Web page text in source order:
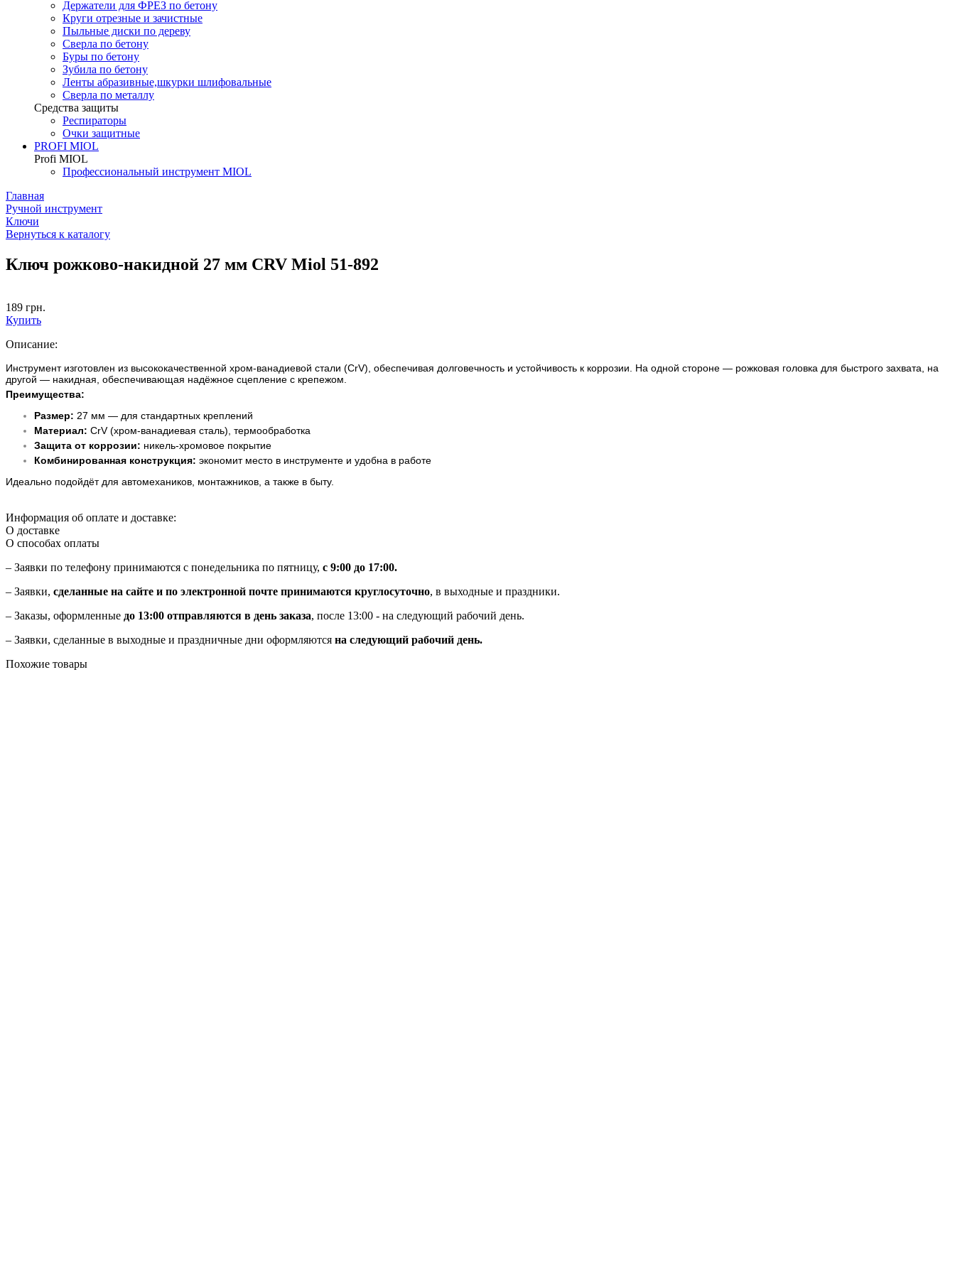
Держатели для ФРЕЗ по бетону
Круги отрезные и зачистные
Пыльные диски по дереву
Сверла по бетону
Буры по бетону
Зубила по бетону
Ленты абразивные,шкурки шлифовальные
Сверла по металлу
Средства защиты
Респираторы
Очки защитные
PROFI MIOL
Profi MIOL
Профессиональный инструмент MIOL
Главная
Ручной инструмент
Ключи
Вернуться к каталогу
Ключ рожково-накидной 27 мм CRV Miol 51-892
189 грн.
Купить
Описание:
Инструмент изготовлен из высококачественной хром-ванадиевой стали (CrV), обеспечивая долговечность и устойчивость к коррозии. На одной стороне — рожковая головка для быстрого захвата, на
другой — накидная, обеспечивающая надёжное сцепление с крепежом.
Преимущества:
Размер: 27 мм — для стандартных креплений
Материал: CrV (хром-ванадиевая сталь), термообработка
Защита от коррозии: никель-хромовое покрытие
Комбинированная конструкция: экономит место в инструменте и удобна в работе
Идеально подойдёт для автомехаников, монтажников, а также в быту.
Информация об оплате и доставке:
О доставке
О способах оплаты
– Заявки по телефону принимаются с понедельника по пятницу, с 9:00 до 17:00.
– Заявки, сделанные на сайте и по электронной почте принимаются круглосуточно, в выходные и праздники.
– Заказы, оформленные до 13:00 отправляются в день заказа, после 13:00 - на следующий рабочий день.
– Заявки, сделанные в выходные и праздничные дни оформляются на следующий рабочий день.
Похожие товары